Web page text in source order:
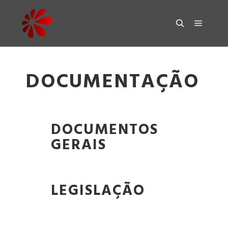
DOCUMENTAÇÃO
DOCUMENTOS
GERAIS
LEGISLAÇÃO